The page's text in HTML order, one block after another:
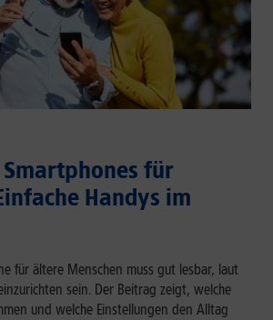
Smartphones für
Handys im
für ältere Menschen muss gut lesbar, laut
sein. Der Beitrag zeigt, welche
und welche Einstellungen den Alltag